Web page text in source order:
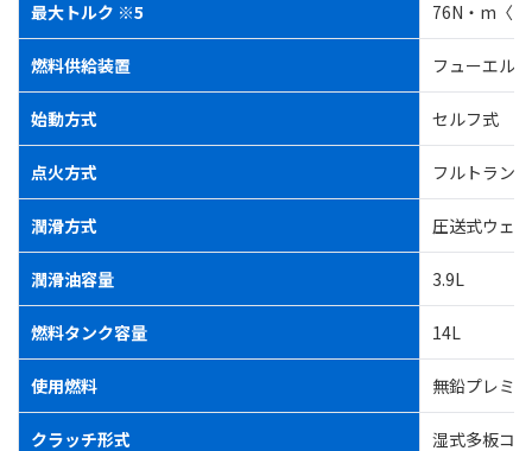
最大トルク ※5 76N・m〈
燃料供給装置 フューエル
始動方式 セルフ式
点火方式 フルトラン
潤滑方式 圧送式ウェ
潤滑油容量 3.9L
燃料タンク容量 14L
使用燃料 無鉛プレミ
クラッチ形式 湿式多板コ